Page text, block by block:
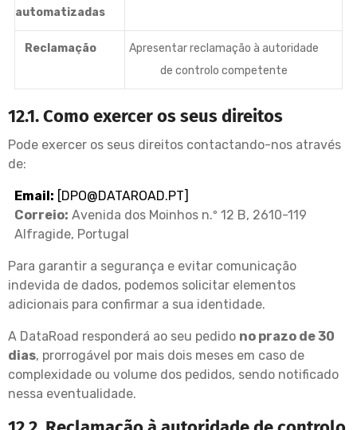
automatizadas
Reclamação
Apresentar reclamação à autoridade
de controlo competente
12.1. Como exercer os seus direitos
Pode exercer os seus direitos contactando-nos através
de:
Email: [DPO@DATAROAD.PT]
Correio: Avenida dos Moinhos n.º 12 B, 2610-119
Alfragide, Portugal
Para garantir a segurança e evitar comunicação
indevida de dados, podemos solicitar elementos
adicionais para confirmar a sua identidade.
A DataRoad responderá ao seu pedido no prazo de 30
dias, prorrogável por mais dois meses em caso de
complexidade ou volume dos pedidos, sendo notificado
nessa eventualidade.